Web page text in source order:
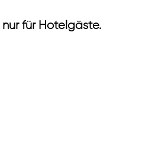
nur für Hotelgäste.